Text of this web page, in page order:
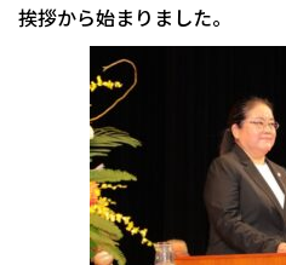
挨拶から始まりました。